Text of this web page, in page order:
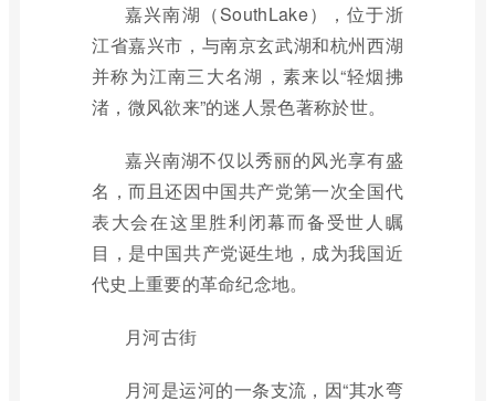
嘉兴南湖（SouthLake），位于浙
江省嘉兴市，与南京玄武湖和杭州西湖
并称为江南三大名湖，素来以“轻烟拂
渚，微风欲来”的迷人景色著称於世。
嘉兴南湖不仅以秀丽的风光享有盛
名，而且还因中国共产党第一次全国代
表大会在这里胜利闭幕而备受世人瞩
目，是中国共产党诞生地，成为我国近
代史上重要的革命纪念地。
月河古街
月河是运河的一条支流，因“其水弯